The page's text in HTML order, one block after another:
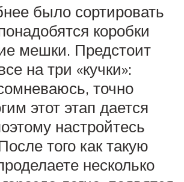
было сортировать
коробки
мешки. Предстоит
на три «кучки»:
точно
этот этап дается
настройтесь
того как такую
несколько